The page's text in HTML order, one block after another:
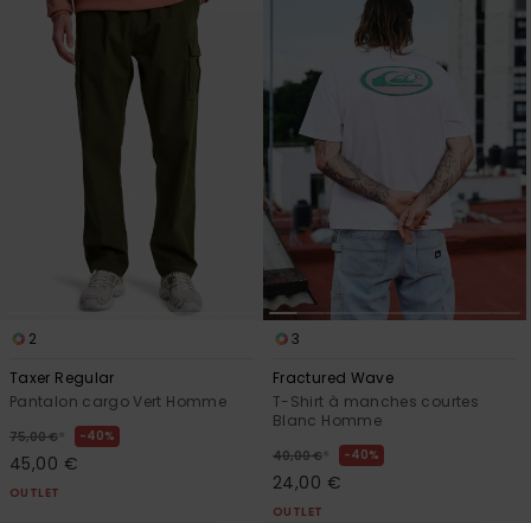
2
Taxer Regular
Pantalon cargo Vert Homme
75,00 € * 40%
45,00 €
OUTLET
3
Fractured Wave
T-Shirt à manches courtes
Blanc Homme
40,00 € * 40%
24,00 €
OUTLET